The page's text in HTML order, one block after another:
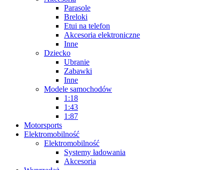
Parasole
Breloki
Etui na telefon
Akcesoria elektroniczne
Inne
Dziecko
Ubranie
Zabawki
Inne
Modele samochodów
1:18
1:43
1:87
Motorsports
Elektromobilność
Elektromobilność
Systemy ładowania
Akcesoria